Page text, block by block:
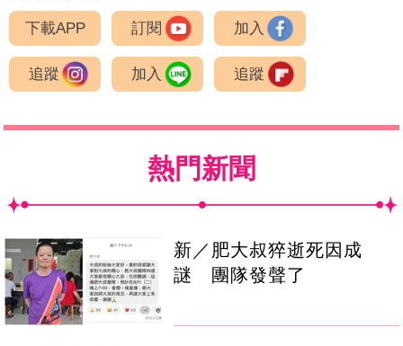
下載APP 訂閱 加入
追蹤 加入 追蹤
熱門新聞
新／肥大叔猝逝死因成
謎 團隊發聲了